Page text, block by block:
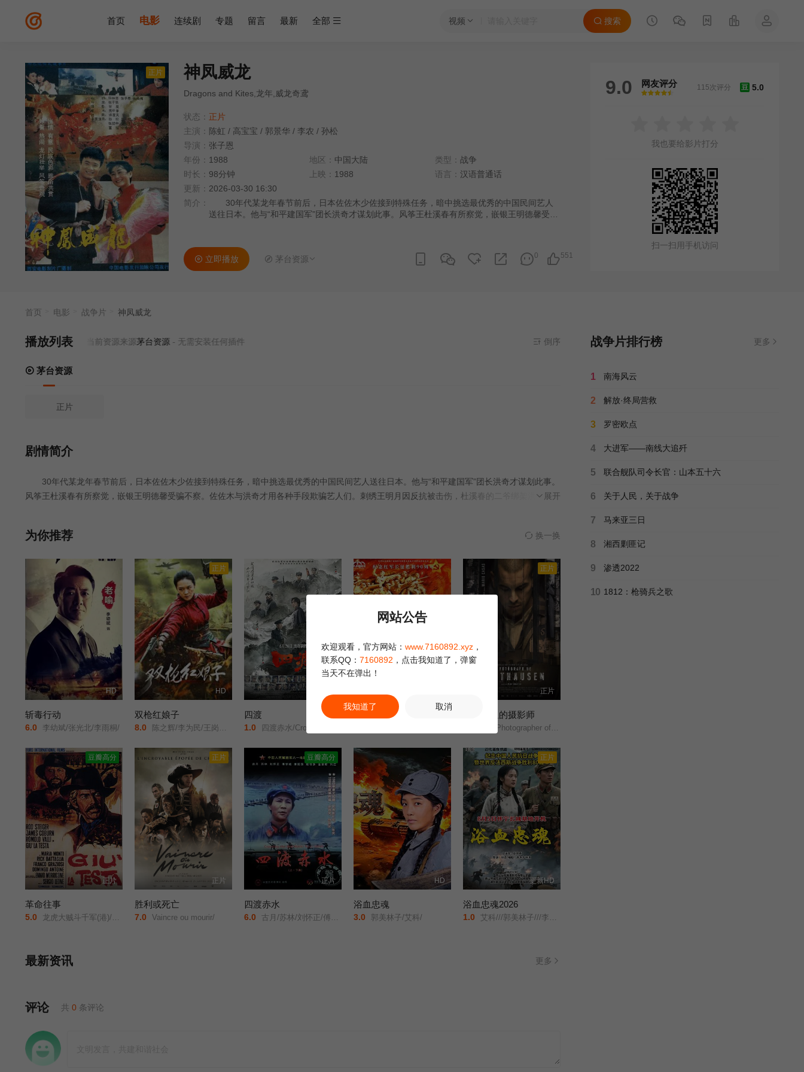
视频 搜索
首页 电影 连续剧 专题 留言 最新 全部
正片 神凤威龙
Dragons and Kites,龙年,威龙奇鸢
状态： 正片
主演： 陈虹 / 高宝宝 / 郭景华 / 李农 / 孙松
导演： 张子恩
年份： 1988 地区： 中国大陆 类型： 战争
时长： 98分钟 上映： 1988 语言： 汉语普通话
更新： 2026-03-30 16:30
简介：
30年代某龙年春节前后，日本佐佐木少佐接到特殊任务，暗中挑选最优秀的中国民间艺人
送往日本。他与“和平建国军”团长洪奇才谋划此事。风筝王杜溪春有所察觉，嵌银王明德馨受骗
溪春在的游击队的帮助下，在“二月二”那天，里应外合，智胜顽敌。
551
0
立即播放 茅台资源
9.0 网友评分
很差
较差还行推荐力荐
豆 5.0
115次评分
我也要给影片打分
扫一扫用手机访问
首页 电影 战争片 神凤威龙
播放列表当前资源来源茅台资源- 无需安装任何插件 倒序
茅台资源
正片
剧情简介
30年代某龙年春节前后，日本佐佐木少佐接到特殊任务，暗中挑选最优秀的中国民间艺人送往日本。他与“和平建国军”团长洪奇才谋划此事。
风筝王杜溪春有所察觉，嵌银王明德馨受骗不察。佐佐木与洪奇才用各种手段欺骗艺人们。刺绣王明月因反抗被击伤，杜溪春的二爷绑架洪家女展开
为你推荐 换一换
HD
斩毒行动
6.0 李幼斌/张光北/李雨桐/
正片
HD
双枪红娘子
8.0 陈之辉/李为民/王岗岗/谢宁/王程/王品一/文祈/刘姝彤/魏兆雄/邱晨阳/
四渡
1.0 四渡赤水/Crossing/
浴血困牛山
正片
正片
集中营里的摄影师
The Photographer of Mauthausen/
豆瓣高分
正片
革命往事
5.0 龙虎大贼斗千军(港)/乌龙英雄/大狂沙/革命怪客/Once Upon a Time... the Revolution/Duck/ You Sucker/A Fistful of Dynamite/
正片
正片
胜利或死亡
7.0 Vaincre ou mourir/
豆瓣高分
正片
四渡赤水
6.0 古月/苏林/刘怀正/傅学诚/
HD
浴血忠魂
3.0 郭美林子/艾科/
正片
更新HD
浴血忠魂2026
1.0 艾科///郭美林子///李博///葛佳佳///邓凯匀///周星宜///红卫姝辰///张博///胡骁源///陈宇星///朱丹蕾///张庆亮/
最新资讯 更多
评论 共 0 条评论
战争片排行榜 更多
1 南海风云
2 解放·终局营救
3 罗密欧点
4 大进军——南线大追歼
5 联合舰队司令长官：山本五十六
6 关于人民，关于战争
7 马来亚三日
8 湘西剿匪记
9 渗透2022
10 1812：枪骑兵之歌
网站公告
欢迎观看，官方网站： www.7160892.xyz ，
联系QQ： 7160892 ，点击我知道了，弹窗
当天不在弹出！
我知道了 取消